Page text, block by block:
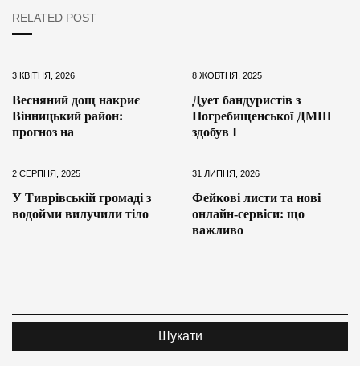
RELATED POST
3 КВІТНЯ, 2026
Весняний дощ накриє
Вінницький район:
прогноз на
8 ЖОВТНЯ, 2025
Дует бандуристів з
Погребищенської ДМШ
здобув І
2 СЕРПНЯ, 2025
У Тиврівській громаді з
водойми вилучили тіло
31 ЛИПНЯ, 2026
Фейкові листи та нові
онлайн-сервіси: що
важливо